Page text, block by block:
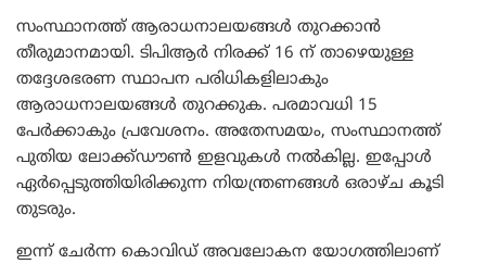
സംസ്ഥാനത്ത് ആരാധനാലയങ്ങൾ തുറക്കാൻ
തീരുമാനമായി. ടിപിആർ നിരക്ക് 16 ന് താഴെയുള്ള
തദ്ദേശഭരണ സ്ഥാപന പരിധികളിലാകും
ആരാധനാലയങ്ങൾ തുറക്കുക. പരമാവധി 15
പേർക്കാകും പ്രവേശനം. അതേസമയം, സംസ്ഥാനത്ത്
പുതിയ ലോക്ക്ഡൗൺ ഇളവുകൾ നൽകില്ല. ഇപ്പോൾ
ഏർപ്പെടുത്തിയിരിക്കുന്ന നിയന്ത്രണങ്ങൾ ഒരാഴ്ച കൂടി
തുടരും.
ഇന്ന് ചേർന്ന കൊവിഡ് അവലോകന യോഗത്തിലാണ്